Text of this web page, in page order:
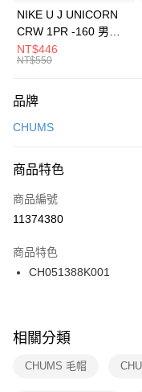
元大商業銀行
台灣樂天信用卡公司
全盈+PAY
AFTEE先享後付
【關於「AFTEE先享後付」】
便利好安心！
３．安心：先確認商品／服
【「AFTEE先享後付」結帳
１．於結帳方式選擇「
２．訂單成立數日內，您將
３．收到繳費通知簡訊後14
ATM／網路銀行／等多元方
※ 交易是否成功請以「
是否繳費成功／繳費後需取
客戶支援中心」 https://
運送方式
每筆NT$100，滿
宅配
每筆NT$100，滿
付款後門市自取
每筆NT$100，滿
NIKE U J UNICORN
CRW 1PR -160 男女
中統襪 FZ3393100
NT$446
NT$550
品牌
CHUMS
商品特色
商品編號
11374380
商品特色
CH051388K001
相關分類
CHUMS 毛帽